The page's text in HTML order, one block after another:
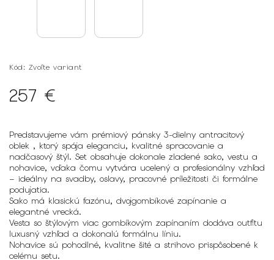
Kód: Zvoľte variant
257 €
Predstavujeme vám prémiový pánsky 3-dielny antracitový
oblek , ktorý spája eleganciu, kvalitné spracovanie a
nadčasový štýl. Set obsahuje dokonale zladené sako, vestu a
nohavice, vďaka čomu vytvára ucelený a profesionálny vzhľad
– ideálny na svadby, oslavy, pracovné príležitosti či formálne
podujatia.
Sako má klasickú fazónu, dvojgombíkové zapínanie a
elegantné vrecká.
Vesta so štýlovým viac gombíkovým zapínaním dodáva outfitu
luxusný vzhľad a dokonalú formálnu líniu.
Nohavice sú pohodlné, kvalitne šité a strihovo prispôsobené k
celému setu.